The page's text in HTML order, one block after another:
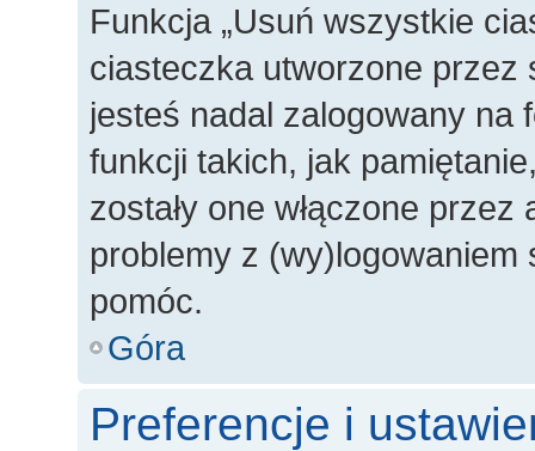
Funkcja „Usuń wszystkie
ciasteczka utworzone przez
jesteś nadal zalogowany na
funkcji takich, jak
zostały one włączone
problemy z
pomóc.
Góra
Preferencje i